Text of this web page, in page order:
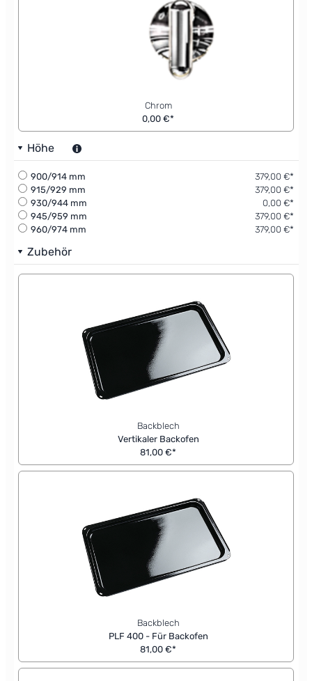
Chrom
0,00 €*
Höhe
900/914 mm
379,00 €*
915/929 mm
379,00 €*
930/944 mm
0,00 €*
945/959 mm
379,00 €*
960/974 mm
379,00 €*
Zubehör
Backblech
Vertikaler Backofen
81,00 €*
Backblech
PLF 400 - Für Backofen
81,00 €*